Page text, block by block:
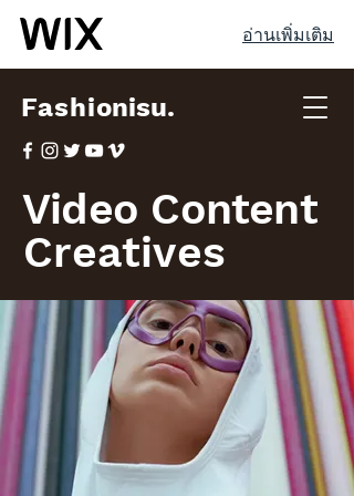
อ่านเพิ่มเติม